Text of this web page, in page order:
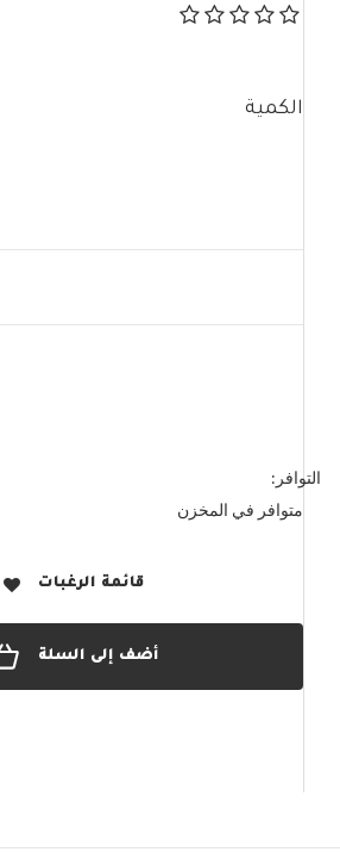
الكمية
التوافر:
متوافر في المخزن
قائمة الرغبات
أضف إلى السلة